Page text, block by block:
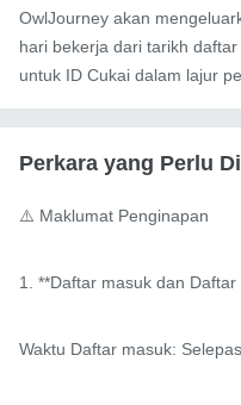
OwlJourney akan
hari bekerja dari tarikh
untuk ID Cukai dalam lajur
Perkara yang Perlu
⚠️ Maklumat Penginapan
1. **Daftar masuk dan Daftar
Waktu Daftar masuk: